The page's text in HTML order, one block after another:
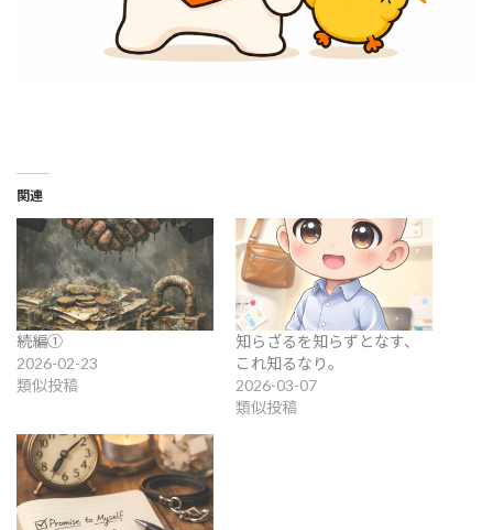
関連
続編①
2026-02-23
類似投稿
知らざるを知らずとなす、
これ知るなり。
2026-03-07
類似投稿